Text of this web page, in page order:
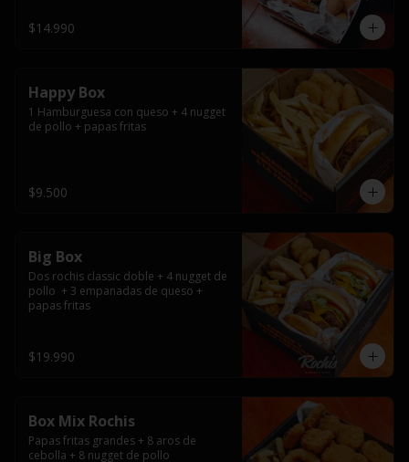
$14.990
Happy Box
1 Hamburguesa con queso + 4 nugget
de pollo + papas fritas
$9.500
Big Box
Dos rochis classic doble + 4 nugget de
pollo  + 3 empanadas de queso +
papas fritas
$19.990
Box Mix Rochis
Papas fritas grandes + 8 aros de
cebolla + 8 nugget de pollo